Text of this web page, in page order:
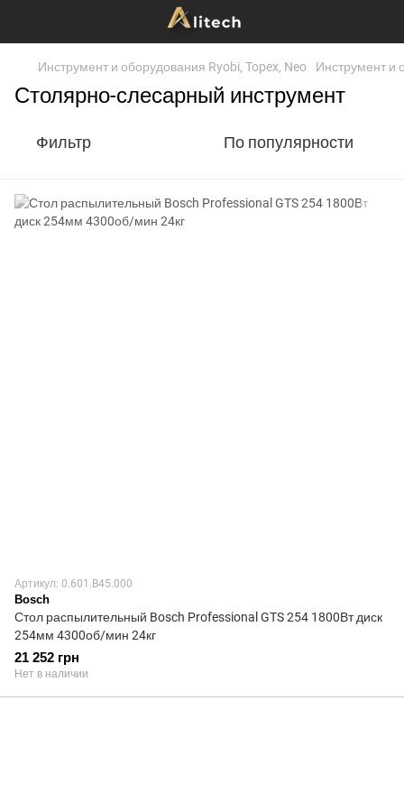
Инструмент и оборудования Ryobi, Topex, Neo Инструмент и
Столярно-слесарный инструмент
Фильтр По популярности
Артикул: 0.601.B45.000
Bosch
Стол распылительный Bosch Professional GTS 254 1800Вт диск
254мм 4300об/мин 24кг
21 252 грн
Нет в наличии